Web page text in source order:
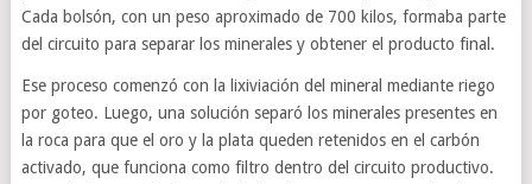
Cada bolsón, con un peso aproximado de 700 kilos, formaba parte
del circuito para separar los minerales y obtener el producto final.
Ese proceso comenzó con la lixiviación del mineral mediante riego
por goteo. Luego, una solución separó los minerales presentes en
la roca para que el oro y la plata queden retenidos en el carbón
activado, que funciona como filtro dentro del circuito productivo.